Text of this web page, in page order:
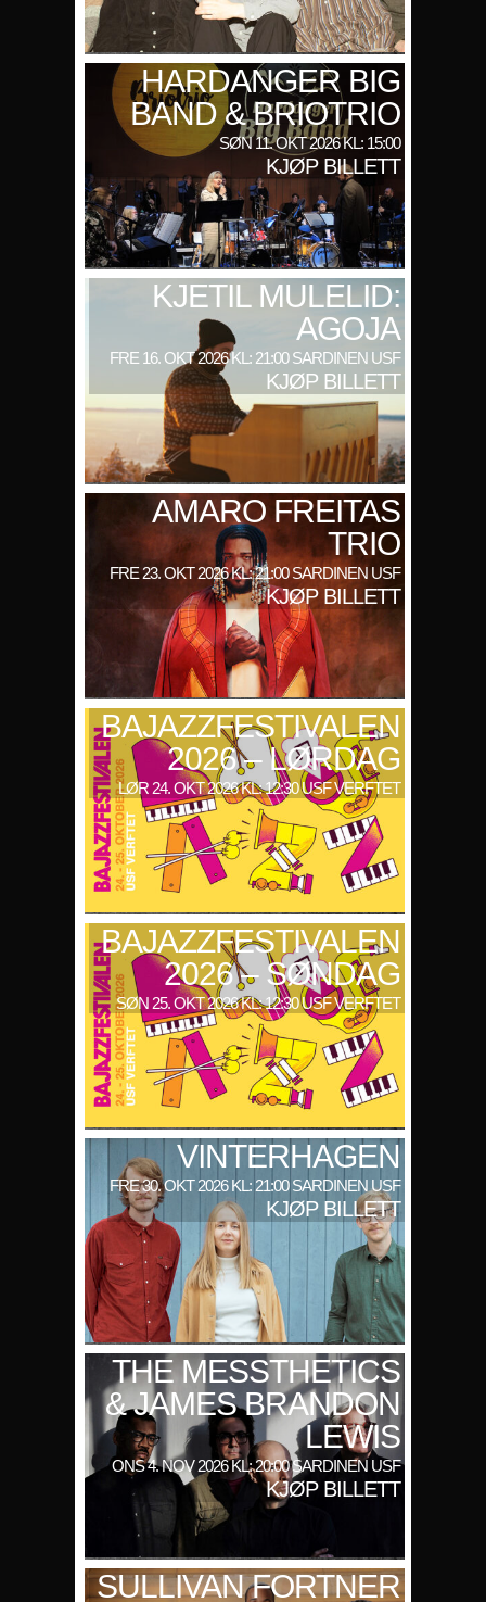
HARDANGER BIG
BAND & BRIOTRIO
SØN 11. OKT 2026 KL: 15:00
KJØP BILLETT
KJETIL MULELID:
AGOJA
FRE 16. OKT 2026 KL: 21:00 SARDINEN USF
KJØP BILLETT
AMARO FREITAS
TRIO
FRE 23. OKT 2026 KL: 21:00 SARDINEN USF
KJØP BILLETT
BAJAZZFESTIVALEN
2026 – LØRDAG
LØR 24. OKT 2026 KL: 12:30 USF VERFTET
BAJAZZFESTIVALEN
2026 – SØNDAG
SØN 25. OKT 2026 KL: 12:30 USF VERFTET
VINTERHAGEN
FRE 30. OKT 2026 KL: 21:00 SARDINEN USF
KJØP BILLETT
THE MESSTHETICS
& JAMES BRANDON
LEWIS
ONS 4. NOV 2026 KL: 20:00 SARDINEN USF
KJØP BILLETT
SULLIVAN FORTNER